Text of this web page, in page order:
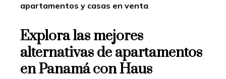
apartamentos y casas en venta.
Explora las mejores
alternativas de apartamentos
en Panamá con Haus